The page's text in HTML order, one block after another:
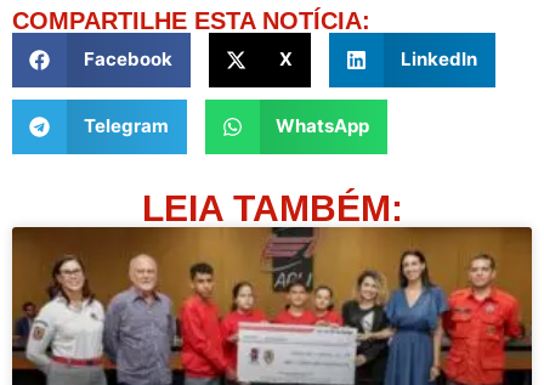
COMPARTILHE ESTA NOTÍCIA:
Facebook X LinkedIn
Telegram WhatsApp
LEIA TAMBÉM: